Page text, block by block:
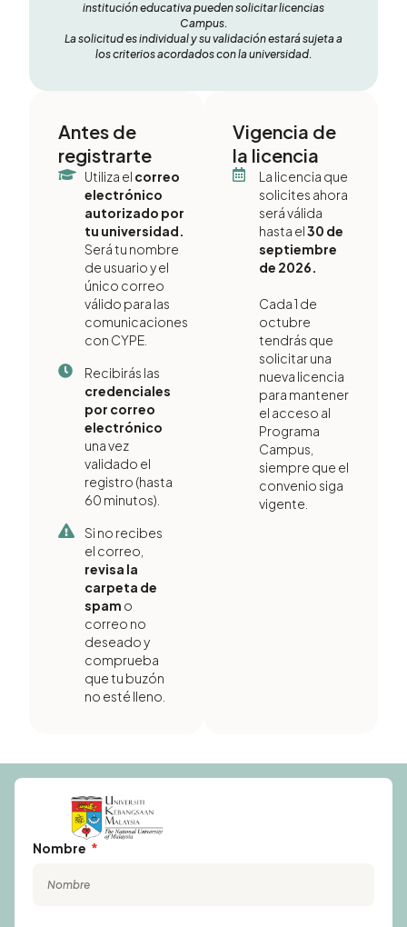
institución educativa pueden solicitar licencias
Campus.
La solicitud es individual y su validación estará sujeta a
los criterios acordados con la universidad.
Antes de
registrarte
Utiliza el correo
electrónico
autorizado por
tu universidad.
Será tu nombre
de usuario y el
único correo
válido para las
comunicaciones
con CYPE.
Recibirás las
credenciales
por correo
electrónico
una vez
validado el
registro (hasta
60 minutos).
Si no recibes
el correo,
revisa la
carpeta de
spam o
correo no
deseado y
comprueba
que tu buzón
no esté lleno.
Vigencia de
la licencia
La licencia que
solicites ahora
será válida
hasta el30 de
septiembre
de 2026.
Cada 1 de
octubre
tendrás que
solicitar una
nueva licencia
para mantener
el acceso al
Programa
Campus,
siempre que el
convenio siga
vigente.
Nombre